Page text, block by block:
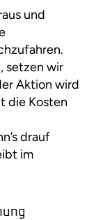
und
setzen wir
Aktion wird
die Kosten
drauf
im